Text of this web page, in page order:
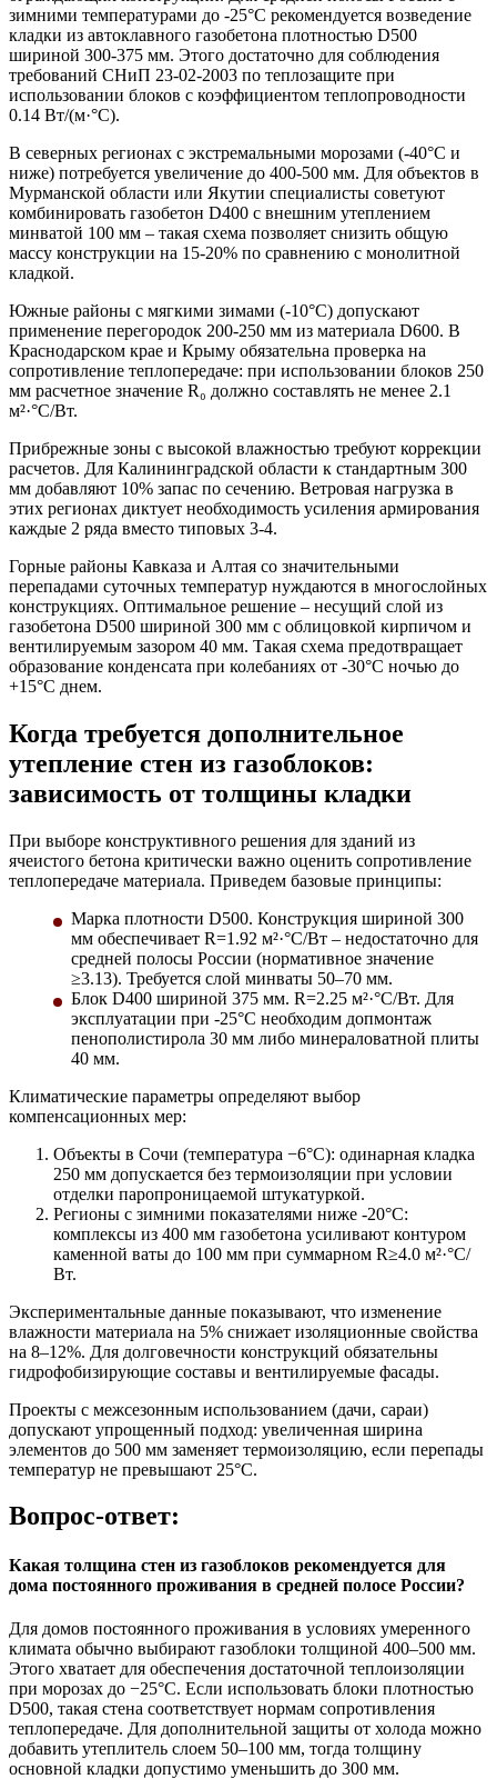
зимними температурами до -25°С рекомендуется возведение
кладки из автоклавного газобетона плотностью D500
шириной 300-375 мм. Этого достаточно для соблюдения
требований СНиП 23-02-2003 по теплозащите при
использовании блоков с коэффициентом теплопроводности
0.14 Вт/(м·°С).
В северных регионах с экстремальными морозами (-40°С и
ниже) потребуется увеличение до 400-500 мм. Для объектов в
Мурманской области или Якутии специалисты советуют
комбинировать газобетон D400 с внешним утеплением
минватой 100 мм – такая схема позволяет снизить общую
массу конструкции на 15-20% по сравнению с монолитной
кладкой.
Южные районы с мягкими зимами (-10°С) допускают
применение перегородок 200-250 мм из материала D600. В
Краснодарском крае и Крыму обязательна проверка на
сопротивление теплопередаче: при использовании блоков 250
мм расчетное значение R₀ должно составлять не менее 2.1
м²·°С/Вт.
Прибрежные зоны с высокой влажностью требуют коррекции
расчетов. Для Калининградской области к стандартным 300
мм добавляют 10% запас по сечению. Ветровая нагрузка в
этих регионах диктует необходимость усиления армирования
каждые 2 ряда вместо типовых 3-4.
Горные районы Кавказа и Алтая со значительными
перепадами суточных температур нуждаются в многослойных
конструкциях. Оптимальное решение – несущий слой из
газобетона D500 шириной 300 мм с облицовкой кирпичом и
вентилируемым зазором 40 мм. Такая схема предотвращает
образование конденсата при колебаниях от -30°С ночью до
+15°С днем.
Когда требуется дополнительное
утепление стен из газоблоков:
зависимость от толщины кладки
При выборе конструктивного решения для зданий из
ячеистого бетона критически важно оценить сопротивление
теплопередаче материала. Приведем базовые принципы:
Марка плотности D500. Конструкция шириной 300
мм обеспечивает R=1.92 м²·°C/Вт – недостаточно для
средней полосы России (нормативное значение
≥3.13). Требуется слой минваты 50–70 мм.
Блок D400 шириной 375 мм. R=2.25 м²·°C/Вт. Для
эксплуатации при -25°C необходим допмонтаж
пенополистирола 30 мм либо минераловатной плиты
40 мм.
Климатические параметры определяют выбор
компенсационных мер:
Объекты в Сочи (температура −6°C): одинарная кладка
250 мм допускается без термоизоляции при условии
отделки паропроницаемой штукатуркой.
Регионы с зимними показателями ниже -20°C:
комплексы из 400 мм газобетона усиливают контуром
каменной ваты до 100 мм при суммарном R≥4.0 м²·°C/
Вт.
Экспериментальные данные показывают, что изменение
влажности материала на 5% снижает изоляционные свойства
на 8–12%. Для долговечности конструкций обязательны
гидрофобизирующие составы и вентилируемые фасады.
Проекты с межсезонным использованием (дачи, сараи)
допускают упрощенный подход: увеличенная ширина
элементов до 500 мм заменяет термоизоляцию, если перепады
температур не превышают 25°C.
Вопрос-ответ:
Какая толщина стен из газоблоков рекомендуется для
дома постоянного проживания в средней полосе России?
Для домов постоянного проживания в условиях умеренного
климата обычно выбирают газоблоки толщиной 400–500 мм.
Этого хватает для обеспечения достаточной теплоизоляции
при морозах до −25°C. Если использовать блоки плотностью
D500, такая стена соответствует нормам сопротивления
теплопередаче. Для дополнительной защиты от холода можно
добавить утеплитель слоем 50–100 мм, тогда толщину
основной кладки допустимо уменьшить до 300 мм.